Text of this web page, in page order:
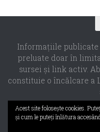
Informaţiile publicate
preluate doar în
sursei şi link activ.
constituie o încălcare a
Propulsat de -
Acest site foloseşte cookies.
şi cum le puteţi înlătura accesând